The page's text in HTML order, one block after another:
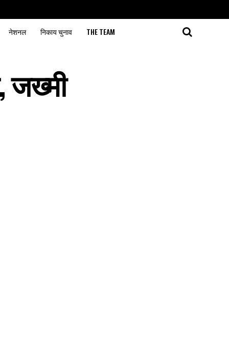
नेशनल निकाय चुनाव THE TEAM
जख्मी